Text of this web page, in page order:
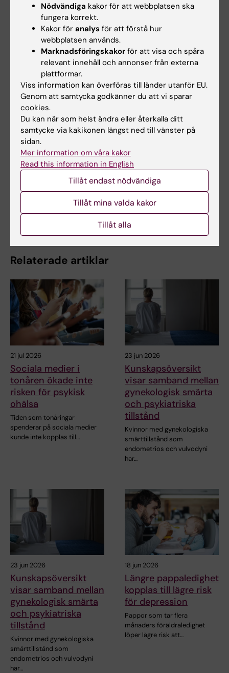
Covid-19 Psykiatri Psykisk ohälsa
Psykossjukdomar Vaccin
Uppdaterad av:
Felicia Lindberg 2024-09-26
Dela
Tema: Covid-19
Tema: Vaccinforskning
Relaterade artiklar
21 jul 2026
Sociala medier i
tonåren ökade inte
risken för psykisk
ohälsa
Tiden som tonåringar
spenderar på sociala medier
kunde inte kopplas till…
23 jun 2026
Kunskapsöversikt
visar samband mellan
gynekologisk smärta
och psykiatriska
tillstånd
Kvinnor med gynekologiska
smärttillstånd som
endometrios och vulvodyni
har…
23 jun 2026
Kunskapsöversikt
visar samband mellan
gynekologisk smärta
och psykiatriska
tillstånd
Kvinnor med gynekologiska
smärttillstånd som
endometrios och vulvodyni
har…
18 jun 2026
Längre pappaledighet
kopplas till lägre risk
för depression
Pappor som tar flera
månaders föräldraledighet
löper lägre risk att…
Nödvändiga kakor för att webbplatsen ska
fungera korrekt.
Kakor för analys för att förstå hur
webbplatsen används.
Marknadsföringskakor för att visa och spåra
relevant innehåll och annonser från externa
plattformar.
Viss information kan överföras till länder utanför EU.
Genom att samtycka godkänner du att vi sparar
cookies.
Du kan när som helst ändra eller återkalla ditt
samtycke via kakikonen längst ned till vänster på
sidan.
Mer information om våra kakor
Read this information in English
Tillåt endast nödvändiga
Tillåt mina valda kakor
Tillåt alla